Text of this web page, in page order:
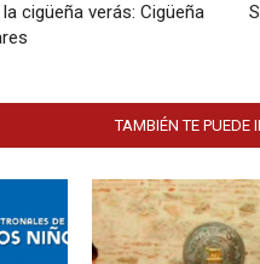
cigüeña verás: Cigüeña
TAMBIÉN TE PUEDE